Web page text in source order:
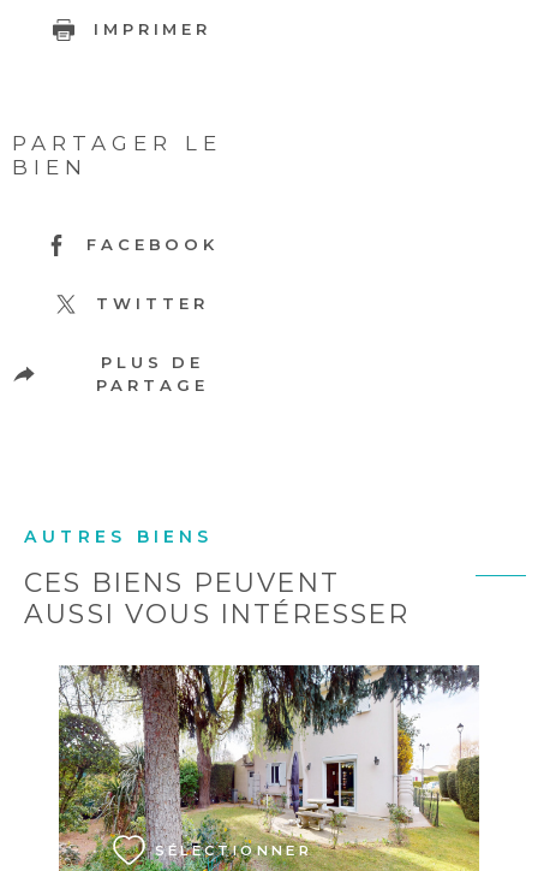
IMPRIMER
PARTAGER LE
BIEN
FACEBOOK
TWITTER
PLUS DE
PARTAGE
AUTRES BIENS
CES BIENS PEUVENT
AUSSI VOUS INTÉRESSER
SÉLECTIONNER
VOIR LE BIEN